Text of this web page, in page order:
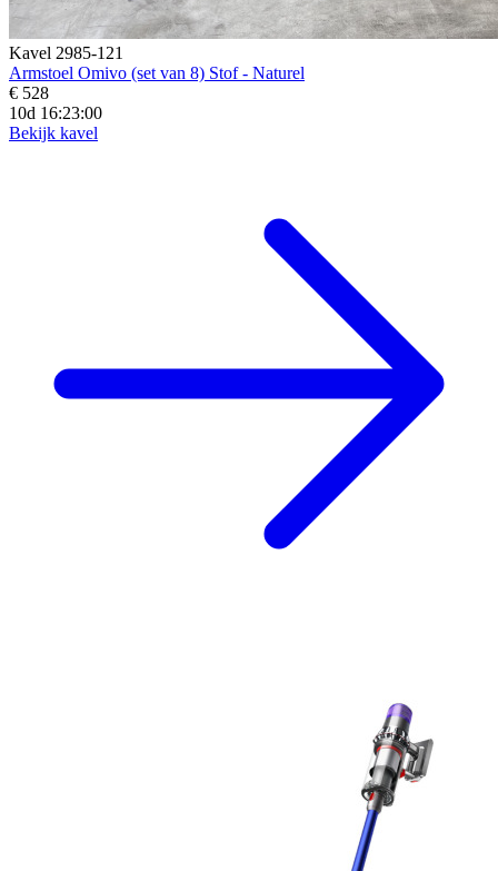
Kavel 2985-121
Armstoel Omivo (set van 8) Stof - Naturel
€ 528
10d 16:22:58
Bekijk kavel